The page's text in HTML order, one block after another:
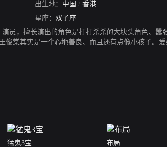
出生地： 中国 / 香港
星座： 双子座
演员，擅长演出的角色是打打杀杀的大块头角色、
俊棠其实是一个心地善良、而且还有点像小孩子。
大唱游的常客，也在无线电视服务了10余年之久。
猛鬼3宝
布局